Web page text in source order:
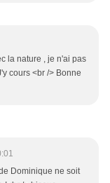
la nature , je n'ai pas
cours <br /> Bonne
Dominique ne soit